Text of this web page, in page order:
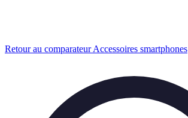
Retour au comparateur Accessoires smartphones